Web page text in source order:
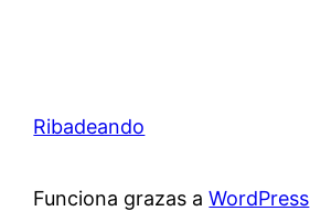
Ribadeando
Funciona grazas aWordPress